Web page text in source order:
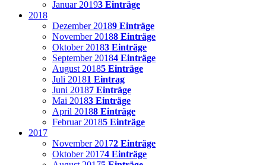
Januar 20193 Einträge
2018
Dezember 20189 Einträge
November 20188 Einträge
Oktober 20183 Einträge
September 20184 Einträge
August 20185 Einträge
Juli 20181 Eintrag
Juni 20187 Einträge
Mai 20183 Einträge
April 20188 Einträge
Februar 20185 Einträge
2017
November 20172 Einträge
Oktober 20174 Einträge